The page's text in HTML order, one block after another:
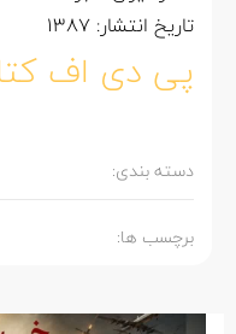
تاریخ انتشار: 1387
پی دی اف
دسته بندی:
برچسب ها: